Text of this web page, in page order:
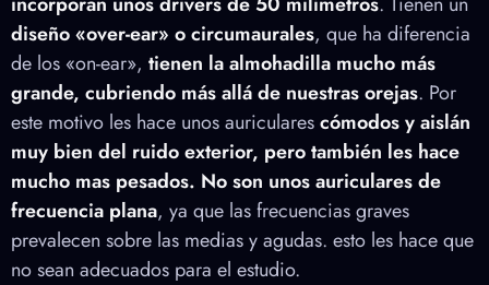
diseño «over-ear» o circumaurales, que ha diferencia
de los «on-ear», tienen la almohadilla mucho más
grande, cubriendo más allá de nuestras orejas. Por
este motivo les hace unos auricularescómodos y aislán
muy bien del ruido exterior, pero también les hace
mucho mas pesados. No son unos auriculares de
frecuencia plana, ya que las frecuencias graves
prevalecen sobre las medias y agudas. esto les hace que
no sean adecuados para el estudio.